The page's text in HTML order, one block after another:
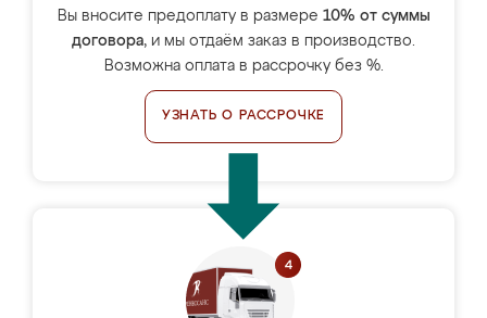
Вы вносите предоплату в размере 10% от суммы
договора, и мы отдаём заказ в производство.
Возможна оплата в рассрочку без %.
УЗНАТЬ О РАССРОЧКЕ